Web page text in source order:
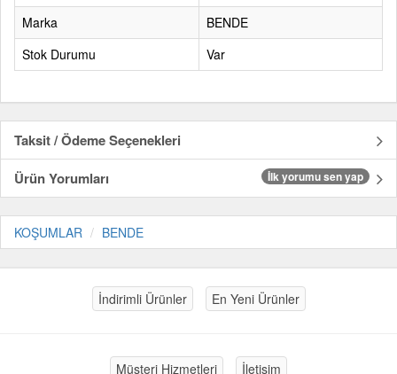
Marka
BENDE
Stok Durumu
Var
Taksit / Ödeme Seçenekleri
Ürün Yorumları
İlk yorumu sen yap
KOŞUMLAR BENDE
İndirimli Ürünler En Yeni Ürünler
Müşteri Hizmetleri İletişim